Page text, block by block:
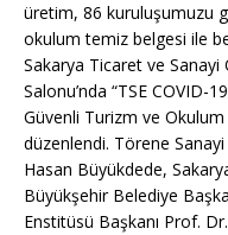
üretim, 86 kuruluşumuzu
okulum temiz belgesi ile
Sakarya Ticaret ve Sanayi
Salonu’nda “TSE COVID-
Güvenli Turizm ve
düzenlendi. Törene Sanayi
Hasan Büyükdede,
Büyükşehir Belediye
Enstitüsü Başkanı Prof.